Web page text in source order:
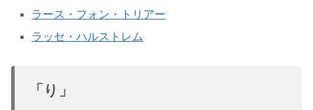
ラース・フォン・トリアー
ラッセ・ハルストレム
「り」